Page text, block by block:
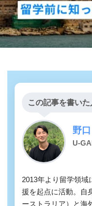
この記事を書いた
野
U-
2013年より留学領域
援を起点に活動。自
ーストラリア）と海